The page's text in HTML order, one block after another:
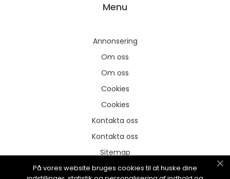
Menu
Annonsering
Om oss
Om oss
Cookies
Cookies
Kontakta oss
Kontakta oss
Sitemap
Sitemap
På vores website bruges cookies til at huske dine